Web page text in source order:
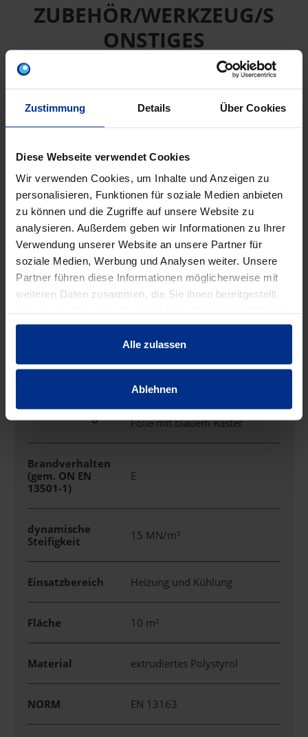
Zustimmung Details Über Cookies
Diese Webseite verwendet Cookies
Wir verwenden Cookies, um Inhalte und Anzeigen zu
personalisieren, Funktionen für soziale Medien anbieten
zu können und die Zugriffe auf unsere Website zu
analysieren. Außerdem geben wir Informationen zu Ihrer
Verwendung unserer Website an unsere Partner für
soziale Medien, Werbung und Analysen weiter. Unsere
Partner führen diese Informationen möglicherweise mit
weiteren Daten zusammen, die Sie ihnen bereitgestellt
gesammelt haben.
Alle zulassen
Ablehnen
ZUBEHÖR/WERKZEUG/S
ONSTIGES
FT-KLBAND
FT Klebeband f Rolle
99m/5cm
FT-RAND15F
FT Fbh Randdämmstr
m Folie 50m
Belastbarkeit 6,5 kN/m²
Beschichtung
reißfeste PP-Gewebebahn-
Folie mit blauem Raster
Brandverhalten
(gem. ON EN
13501-1)
E
dynamische
Steifigkeit
15 MN/m³
Einsatzbereich Heizung und Kühlung
Fläche 10 m²
Material extrudiertes Polystyrol
NORM EN 13163